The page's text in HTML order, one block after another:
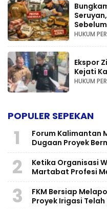
HUKUM
Ekspor
Kejati
HUKUM
POPULER SEPEKAN
1
Forum Kalimantan
Dugaan Proyek
2
Ketika Organisasi
Martabat Profesi
3
FKM Bersiap
Proyek Irigasi